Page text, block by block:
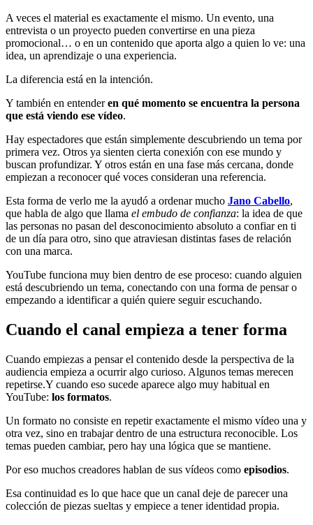
A veces el material es exactamente el mismo. Un evento, una
entrevista o un proyecto pueden convertirse en una pieza
promocional… o en un contenido que aporta algo a quien lo ve: una
idea, un aprendizaje o una experiencia.
La diferencia está en la intención.
Y también en entenderen qué momento se encuentra la persona
que está viendo ese vídeo.
Hay espectadores que están simplemente descubriendo un tema por
primera vez. Otros ya sienten cierta conexión con ese mundo y
buscan profundizar. Y otros están en una fase más cercana, donde
empiezan a reconocer qué voces consideran una referencia.
Esta forma de verlo me la ayudó a ordenar mucho Jano Cabello,
que habla de algo que llama el embudo de confianza: la idea de que
las personas no pasan del desconocimiento absoluto a confiar en ti
de un día para otro, sino que atraviesan distintas fases de relación
con una marca.
YouTube funciona muy bien dentro de ese proceso: cuando alguien
está descubriendo un tema, conectando con una forma de pensar o
empezando a identificar a quién quiere seguir escuchando.
Cuando el canal empieza a tener forma
Cuando empiezas a pensar el contenido desde la perspectiva de la
audiencia empieza a ocurrir algo curioso. Algunos temas merecen
repetirse.Y cuando eso sucede aparece algo muy habitual en
YouTube: los formatos.
Un formato no consiste en repetir exactamente el mismo vídeo una y
otra vez, sino en trabajar dentro de una estructura reconocible. Los
temas pueden cambiar, pero hay una lógica que se mantiene.
Por eso muchos creadores hablan de sus vídeos como episodios.
Esa continuidad es lo que hace que un canal deje de parecer una
colección de piezas sueltas y empiece a tener identidad propia.